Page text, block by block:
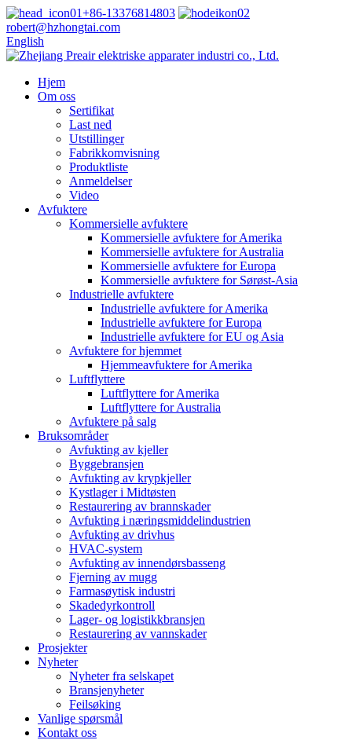
+86-13376814803
robert@hzhongtai.com
English
Hjem
Om oss
Sertifikat
Last ned
Utstillinger
Fabrikkomvisning
Produktliste
Anmeldelser
Video
Avfuktere
Kommersielle avfuktere
Kommersielle avfuktere for Amerika
Kommersielle avfuktere for Australia
Kommersielle avfuktere for Europa
Kommersielle avfuktere for Sørøst-Asia
Industrielle avfuktere
Industrielle avfuktere for Amerika
Industrielle avfuktere for Europa
Industrielle avfuktere for EU og Asia
Avfuktere for hjemmet
Hjemmeavfuktere for Amerika
Luftflyttere
Luftflyttere for Amerika
Luftflyttere for Australia
Avfuktere på salg
Bruksområder
Avfukting av kjeller
Byggebransjen
Avfukting av krypkjeller
Kystlager i Midtøsten
Restaurering av brannskader
Avfukting i næringsmiddelindustrien
Avfukting av drivhus
HVAC-system
Avfukting av innendørsbasseng
Fjerning av mugg
Farmasøytisk industri
Skadedyrkontroll
Lager- og logistikkbransjen
Restaurering av vannskader
Prosjekter
Nyheter
Nyheter fra selskapet
Bransjenyheter
Feilsøking
Vanlige spørsmål
Kontakt oss